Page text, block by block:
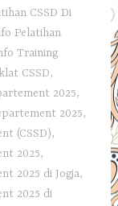
CSSD Di
Pelatihan
Training
CSSD,
2025,
2025,
(CSSD),
2025,
2025 di Jogja,
2025 di